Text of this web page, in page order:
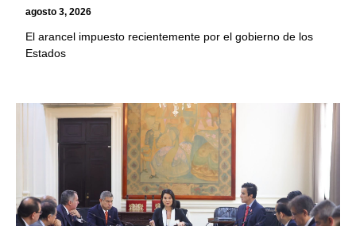
agosto 3, 2026
El arancel impuesto recientemente por el gobierno de los
Estados